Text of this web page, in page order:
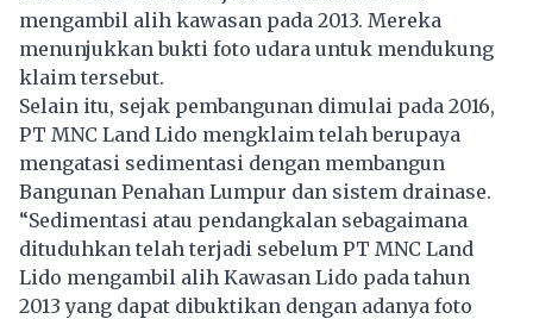
mengambil alih kawasan pada 2013. Mereka
menunjukkan bukti foto udara untuk mendukung
klaim tersebut.
Selain itu, sejak pembangunan dimulai pada 2016,
PT MNC Land Lido mengklaim telah berupaya
mengatasi sedimentasi dengan membangun
Bangunan Penahan Lumpur dan sistem drainase.
“Sedimentasi atau pendangkalan sebagaimana
dituduhkan telah terjadi sebelum PT MNC Land
Lido mengambil alih Kawasan Lido pada tahun
2013 yang dapat dibuktikan dengan adanya foto